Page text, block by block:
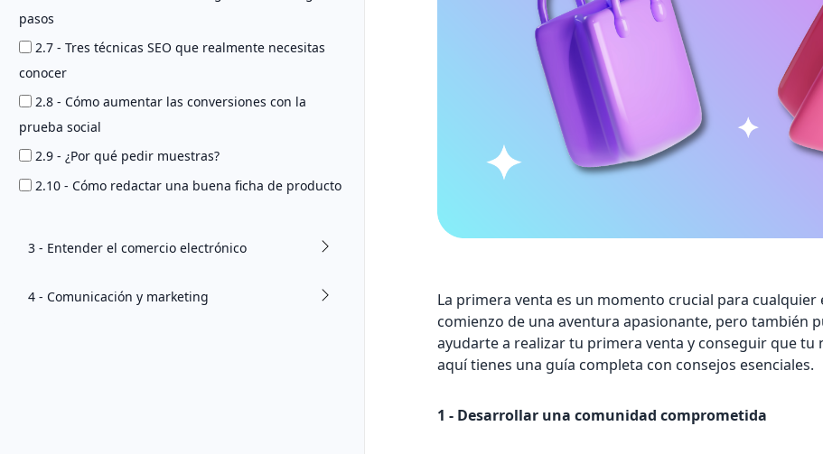
pasos
2.7 - Tres técnicas SEO que realmente necesitas
conocer
2.8 - Cómo aumentar las conversiones con la
prueba social
2.9 - ¿Por qué pedir muestras?
2.10 - Cómo redactar una buena ficha de producto
3 - Entender el comercio electrónico
4 - Comunicación y marketing
La primera venta es un momento crucial para cualquier
comienzo de una aventura apasionante, pero también
ayudarte a realizar tu primera venta y conseguir que tu
aquí tienes una guía completa con consejos esenciales.
1 - Desarrollar una comunidad comprometida